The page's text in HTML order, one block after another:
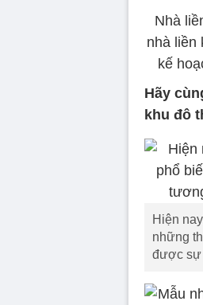
Nhà
nhà liền
kế
Hãy
khu đô
Hiện
những
được sự